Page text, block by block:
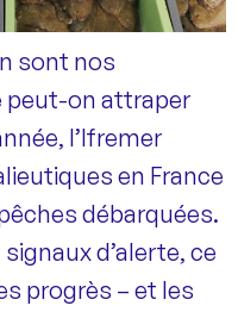
sont nos
peut-on attraper
l’Ifremer
en France
débarquées.
d’alerte, ce
progrès – et les